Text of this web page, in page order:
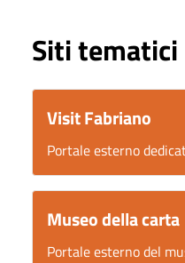
Siti tematici
Visit Fabriano
Portale esterno
Museo della carta
Portale esterno del